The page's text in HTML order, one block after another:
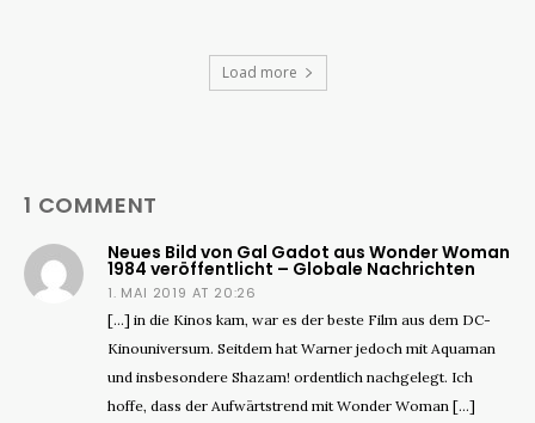
Load more
1 COMMENT
Neues Bild von Gal Gadot aus Wonder Woman
1984 veröffentlicht – Globale Nachrichten
1. MAI 2019 AT 20:26
[…] in die Kinos kam, war es der beste Film aus dem DC-
Kinouniversum. Seitdem hat Warner jedoch mit Aquaman
und insbesondere Shazam! ordentlich nachgelegt. Ich
hoffe, dass der Aufwärtstrend mit Wonder Woman […]